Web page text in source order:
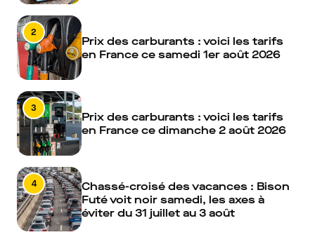
2
Prix des carburants : voici les tarifs
en France ce samedi 1er août 2026
3
Prix des carburants : voici les tarifs
en France ce dimanche 2 août 2026
4
Chassé-croisé des vacances : Bison
Futé voit noir samedi, les axes à
éviter du 31 juillet au 3 août